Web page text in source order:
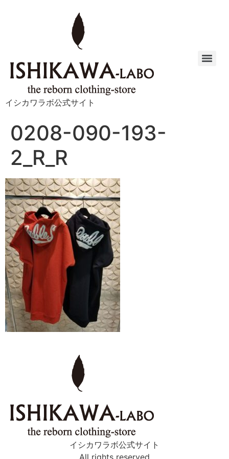
イシカワラボ公式サイト
0208-090-193-
2_R_R
イシカワラボ公式サイト